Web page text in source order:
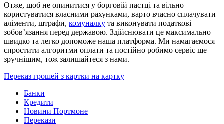
Отже, щоб не опинитися у борговій пастці та вільно
користуватися власними рахунками, варто вчасно сплачувати
аліменти, штрафи, комуналку та виконувати податкові
зобов’язання перед державою. Здійснювати це максимально
швидко та легко допоможе наша платформа. Ми намагаємося
спростити алгоритми оплати та постійно робимо сервіс ще
зручнішим, тож залишайтеся з нами.
Переказ грошей з картки на картку
Банки
Кредити
Новини Портмоне
Перекази